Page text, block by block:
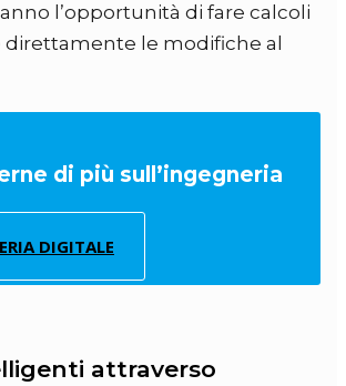
l’opportunità di fare calcoli
direttamente le modifiche al
di più sull’ingegneria
DIGITALE
attraverso